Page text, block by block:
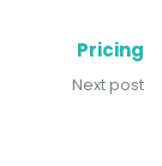
Pricing
Next post